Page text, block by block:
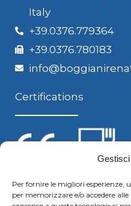
Per fornire le migliori esperienze,
per memorizzare e/o accedere
Italy
+39.0376.779364
+39.0376.780183
Certifications